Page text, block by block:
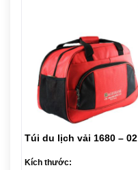
Túi du lịch vải 1680 – 02
Kích thước: